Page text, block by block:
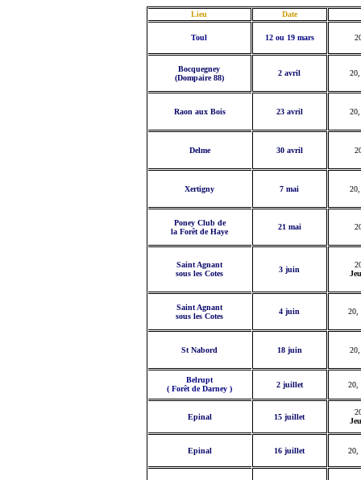
Lieu Date
Toul 12 ou 19 mars
Bocquegney
(Dompaire 88)
2 avril
Raon aux Bois 23 avril
Delme 30 avril
Xertigny 7 mai
Poney Club de
la Forêt de Haye
21 mai
Saint Agnant
sous les Cotes
3 juin
Saint Agnant
sous les Cotes
4 juin 20,
St Nabord 18 juin
Belrupt
( Forêt de Darney )
2 juillet 20,
Epinal 15 juillet
Epinal 16 juillet 20,